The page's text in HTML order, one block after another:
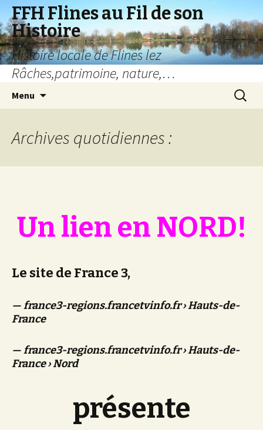
FFH Flines au Fil de son
Histoire
Histoire locale de Flines lez
Râches,patrimoine, nature,…
Menu
Archives quotidiennes :
Un lien en NORD!
Le site de France 3,
france3-regions.francetvinfo.fr› Hauts-de-
France
france3-regions.francetvinfo.fr› Hauts-de-
France › Nord
présente